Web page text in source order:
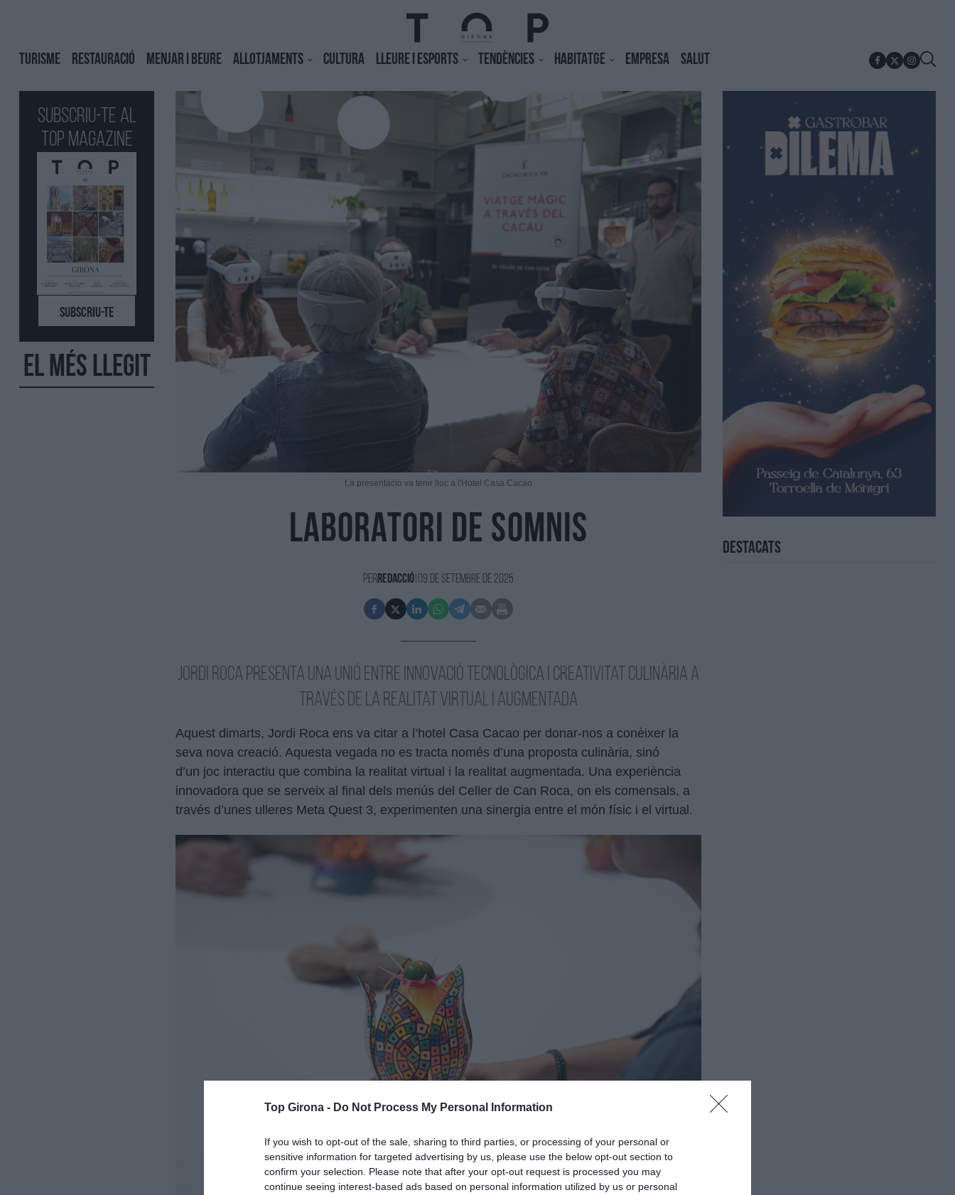
Top Girona - Do Not Process My Personal Information
If you wish to opt-out of the sale, sharing to third parties, or processing of your personal or
sensitive information for targeted advertising by us, please use the below opt-out section to
confirm your selection. Please note that after your opt-out request is processed you may
continue seeing interest-based ads based on personal information utilized by us or personal
TURISME RESTAURACIÓ MENJAR I BEURE ALLOTJAMENTS CULTURA LLEURE I ESPORTS TENDÈNCIES HABITATGE EMPRESA SALUT
Subscriu-te al
Top Magazine
SUBSCRIU-TE
El més llegit
La presentacio va tenir lloc a l'Hotel Casa Cacao
Laboratori de somnis
Perredacció| 09 de Setembre de 2025
Jordi Roca presenta una unió entre innovació tecnològica i creativitat culinària a
través de la realitat virtual i augmentada
Aquest dimarts, Jordi Roca ens va citar a l’hotel Casa Cacao per donar-nos a conèixer la
seva nova creació. Aquesta vegada no es tracta només d’una proposta culinària, sinó
d’un joc interactiu que combina la realitat virtual i la realitat augmentada. Una experiència
innovadora que se serveix al final dels menús del Celler de Can Roca, on els comensals, a
través d’unes ulleres Meta Quest 3, experimenten una sinergia entre el món físic i el virtual.
Destacats